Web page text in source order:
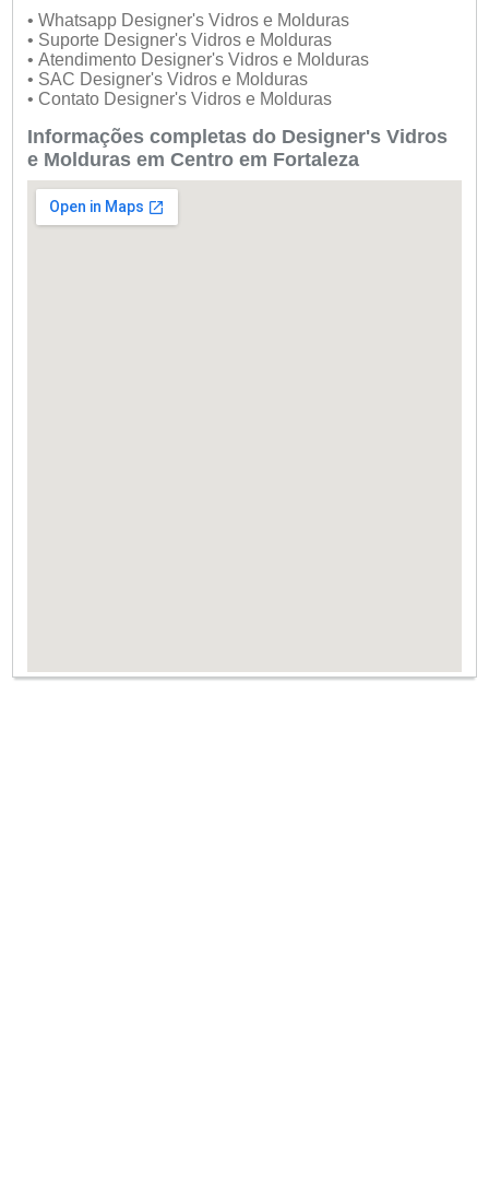
• Whatsapp Designer's Vidros e Molduras
• Suporte Designer's Vidros e Molduras
• Atendimento Designer's Vidros e Molduras
• SAC Designer's Vidros e Molduras
• Contato Designer's Vidros e Molduras
Informações completas do Designer's Vidros
e Molduras em Centro em Fortaleza